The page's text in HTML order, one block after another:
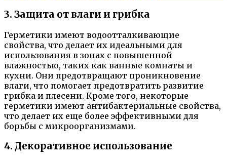
3. Защита от влаги и грибка
Герметики имеют водоотталкивающие
свойства, что делает их идеальными для
использования в зонах с повышенной
влажностью, таких как ванные комнаты и
кухни. Они предотвращают проникновение
влаги, что помогает предотвратить развитие
грибка и плесени. Кроме того, некоторые
герметики имеют антибактериальные свойства,
что делает их еще более эффективными для
борьбы с микроорганизмами.
4. Декоративное использование